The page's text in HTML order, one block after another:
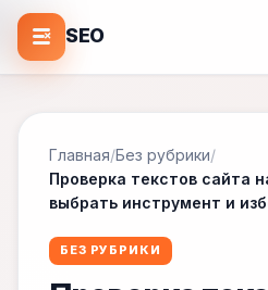
SEO
Главная/Без рубрики/
Проверка текстов сайта
выбрать инструмент и
БЕЗ РУБРИКИ